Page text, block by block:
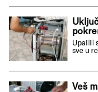
Upalili
sve u
Veš